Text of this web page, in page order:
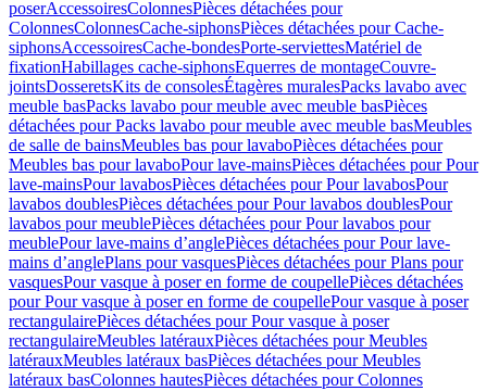
poserAccessoiresColonnesPièces détachées pour
ColonnesColonnesCache-siphonsPièces détachées pour Cache-
siphonsAccessoiresCache-bondesPorte-serviettesMatériel de
fixationHabillages cache-siphonsEquerres de montageCouvre-
jointsDosseretsKits de consolesÉtagères muralesPacks lavabo avec
meuble basPacks lavabo pour meuble avec meuble basPièces
détachées pour Packs lavabo pour meuble avec meuble basMeubles
de salle de bainsMeubles bas pour lavaboPièces détachées pour
Meubles bas pour lavaboPour lave-mainsPièces détachées pour Pour
lave-mainsPour lavabosPièces détachées pour Pour lavabosPour
lavabos doublesPièces détachées pour Pour lavabos doublesPour
lavabos pour meublePièces détachées pour Pour lavabos pour
meublePour lave-mains d’anglePièces détachées pour Pour lave-
mains d’anglePlans pour vasquesPièces détachées pour Plans pour
vasquesPour vasque à poser en forme de coupellePièces détachées
pour Pour vasque à poser en forme de coupellePour vasque à poser
rectangulairePièces détachées pour Pour vasque à poser
rectangulaireMeubles latérauxPièces détachées pour Meubles
latérauxMeubles latéraux basPièces détachées pour Meubles
latéraux basColonnes hautesPièces détachées pour Colonnes